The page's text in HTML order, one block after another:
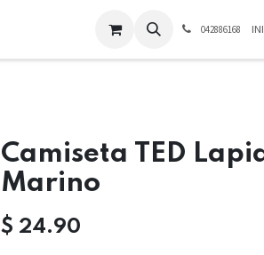
042886168
Camiseta TED
Marino
$ 24.90